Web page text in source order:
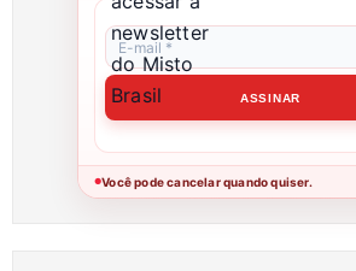
●Você pode cancelar quando quiser.